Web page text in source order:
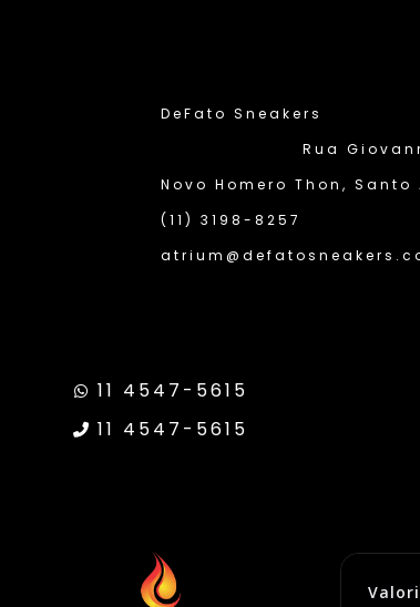
DeFato Sneakers
Rua
Novo Homero Thon, Santo
(11) 3198-8257
11 4547-5615
11 4547-5615